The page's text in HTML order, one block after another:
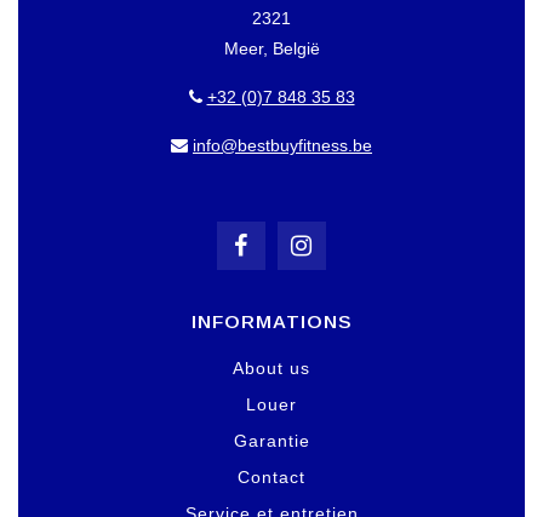
2321
Meer, België
+32 (0)7 848 35 83
info@bestbuyfitness.be
INFORMATIONS
About us
Louer
Garantie
Contact